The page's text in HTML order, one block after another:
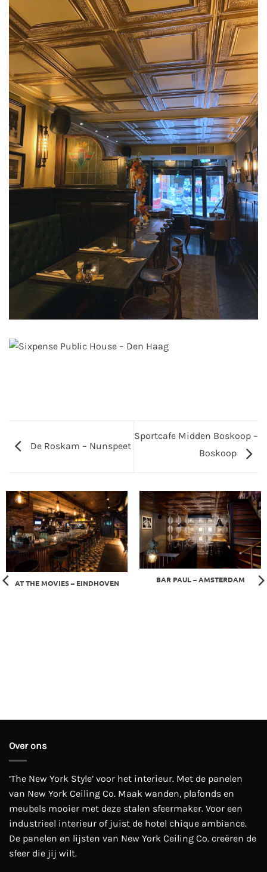
De Roskam – Nunspeet
Sportcafe Midden Boskoop –
Boskoop
AT THE MOVIES – EINDHOVEN BAR PAUL – AMSTERDAM
Over ons
‘The New York Style’ voor het interieur. Met de panelen
van New York Ceiling Co. Maak wanden, plafonds en
meubels mooier met deze stalen sfeermaker. Voor een
industrieel interieur of juist de hotel chique ambiance.
De panelen en lijsten van New York Ceiling Co. creëren de
sfeer die jij wilt.